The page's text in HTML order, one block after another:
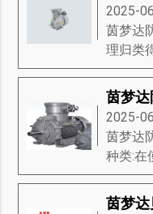
2025-
茵梦达
理归类
2025-
茵梦达
种类:在